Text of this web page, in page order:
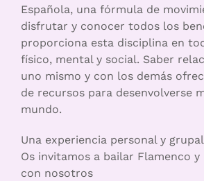
Española, una fórmula de
disfrutar y conocer todos los
proporciona esta disciplina en
físico, mental y social. Saber
uno mismo y con los demás
de recursos para desenvolverse
mundo.
Una experiencia personal y
Os invitamos a bailar Flamenco y
con nosotros